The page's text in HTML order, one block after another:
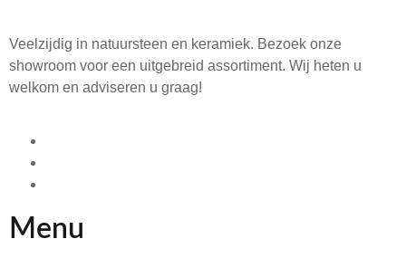
Veelzijdig in natuursteen en keramiek. Bezoek onze
showroom voor een uitgebreid assortiment. Wij heten u
welkom en adviseren u graag!
Menu